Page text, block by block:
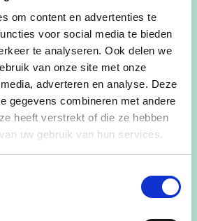
om content en advertenties te
voor social media te bieden
te analyseren. Ook delen we
van onze site met onze
adverteren en analyse. Deze
gegevens combineren met andere
heeft verstrekt of die ze hebben
uw gebruik van hun services.
onze dorpen, de lokale
de landbouwers en
Mensen moeten zich
leefbare gemeente, waar
werken is, met respect voor
bleek evident: “In het
uiteindelijk verloren ze de
cd&v Heuvelland voor
positieve benadering. Ik